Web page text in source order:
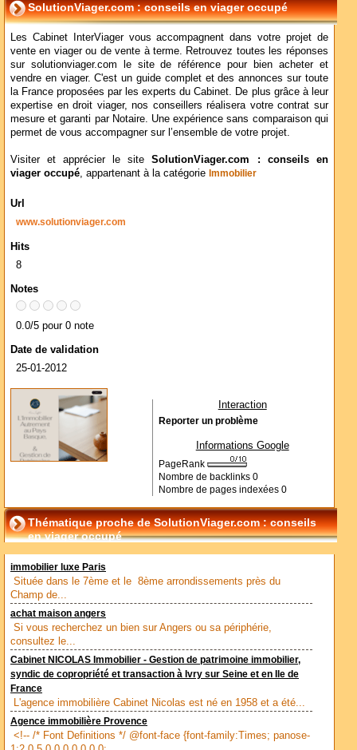
SolutionViager.com : conseils en viager occupé
Les Cabinet InterViager vous accompagnent dans votre projet de
vente en viager ou de vente à terme. Retrouvez toutes les réponses
sur solutionviager.com le site de référence pour bien acheter et
vendre en viager. C'est un guide complet et des annonces sur toute
la France proposées par les experts du Cabinet. De plus grâce à leur
expertise en droit viager, nos conseillers réalisera votre contrat sur
mesure et garanti par Notaire. Une expérience sans comparaison qui
permet de vous accompagner sur l’ensemble de votre projet.
Visiter et apprécier le siteSolutionViager.com : conseils en
viager occupé, appartenant à la catégorie Immobilier
Url
www.solutionviager.com
Hits
8
Notes
0.0/5 pour 0 note
Date de validation
25-01-2012
Interaction
Reporter un problème
Informations Google
PageRank
Nombre de backlinks 0
Nombre de pages indexées 0
Thématique proche de SolutionViager.com : conseils
en viager occupé
immobilier luxe Paris
Située dans le 7ème et le 8ème arrondissements près du
Champ de...
achat maison angers
Si vous recherchez un bien sur Angers ou sa périphérie,
consultez le...
Cabinet NICOLAS Immobilier - Gestion de patrimoine immobilier,
syndic de copropriété et transaction à Ivry sur Seine et en Ile de
France
L'agence immobilière Cabinet Nicolas est né en 1958 et a été...
Agence immobilière Provence
<!-- /* Font Definitions */ @font-face {font-family:Times; panose-